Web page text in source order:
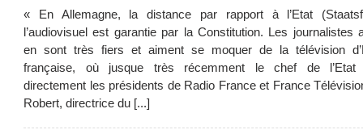
« En Allemagne, la distance par rapport à l’Etat
l’audiovisuel est garantie par la Constitution. Les journalistes
en sont très fiers et aiment se moquer de la télévision
française, où jusque très récemment le chef de l’Etat
directement les présidents de Radio France et France
Robert, directrice du [...]